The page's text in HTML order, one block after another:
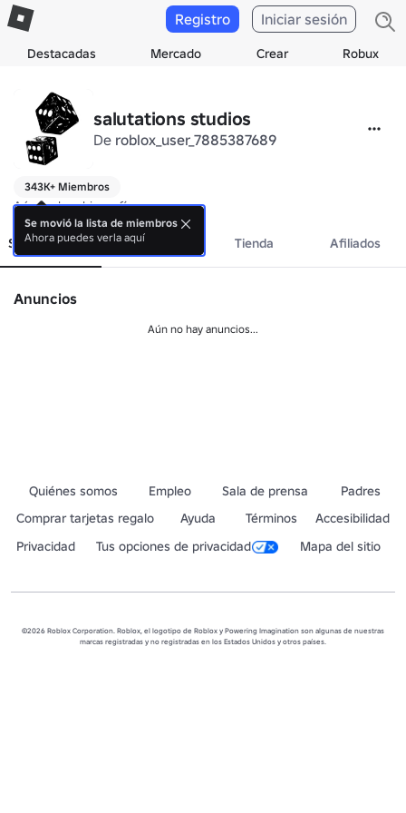
Destacadas Mercado Crear Robux
Registro Iniciar sesión
salutations studios
De roblox_user_7885387689
343K+ Miembros
Aún no hay biografía.
Sobre el grupo Eventos Tienda Afiliados
Anuncios
Aún no hay anuncios...
Quiénes somos Empleo Sala de prensa
Padres
Comprar tarjetas regalo
Ayuda Términos
Accesibilidad
Privacidad
Tus opciones de privacidad Mapa del sitio
©2026 Roblox Corporation. Roblox, el logotipo de Roblox y Powering Imagination son algunas de nuestras
marcas registradas y no registradas en los Estados Unidos y otros países.
Se movió la lista de miembros
Ahora puedes verla aquí